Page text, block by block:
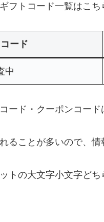
フトコード一覧はこち
ード
中
ード・クーポンコード
ることが多いので、情
トの大文字小文字どち